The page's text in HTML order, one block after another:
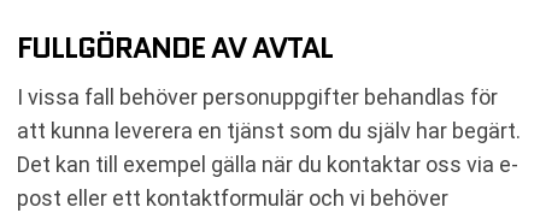
FULLGÖRANDE AV AVTAL
I vissa fall behöver personuppgifter behandlas för
att kunna leverera en tjänst som du själv har begärt.
Det kan till exempel gälla när du kontaktar oss via e-
post eller ett kontaktformulär och vi behöver